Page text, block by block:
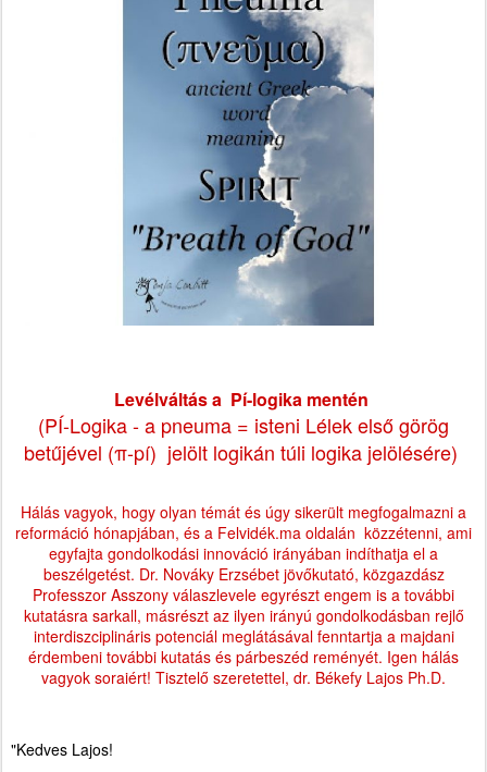
Levélváltás a Pí-logika mentén
(PÍ-Logika - a pneuma = isteni Lélek első görög
betűjével (π-pí) jelölt logikán túli logika jelölésére)
Hálás vagyok, hogy olyan témát és úgy sikerült megfogalmazni a
reformáció hónapjában, és a Felvidék.ma oldalán közzétenni, ami
egyfajta gondolkodási innováció irányában indíthatja el a
beszélgetést. Dr. Nováky Erzsébet jövőkutató, közgazdász
Professzor Asszony válaszlevele egyrészt engem is a további
kutatásra sarkall, másrészt az ilyen irányú gondolkodásban rejlő
interdiszciplináris potenciál meglátásával fenntartja a majdani
érdembeni további kutatás és párbeszéd reményét. Igen hálás
vagyok soraiért! Tisztelő szeretettel, dr. Békefy Lajos Ph.D.
"Kedves Lajos!